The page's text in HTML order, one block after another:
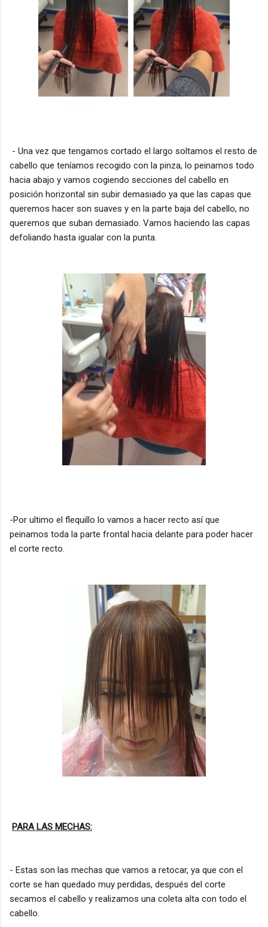
- Una vez que tengamos cortado el largo soltamos el resto de
cabello que teníamos recogido con la pinza, lo peinamos todo
hacia abajo y vamos cogiendo secciones del cabello en
posición horizontal sin subir demasiado ya que las capas que
queremos hacer son suaves y en la parte baja del cabello, no
queremos que suban demasiado. Vamos haciendo las capas
defoliando hasta igualar con la punta.
-Por ultimo el flequillo lo vamos a hacer recto así que
peinamos toda la parte frontal hacia delante para poder hacer
el corte recto.
PARA LAS MECHAS:
- Estas son las mechas que vamos a retocar, ya que con el
corte se han quedado muy perdidas, después del corte
secamos el cabello y realizamos una coleta alta con todo el
cabello.